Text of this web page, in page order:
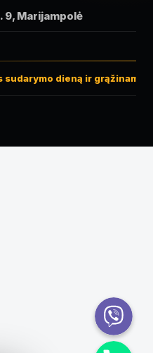
9, Marijampolė
dieną ir
Viber
Telefonas